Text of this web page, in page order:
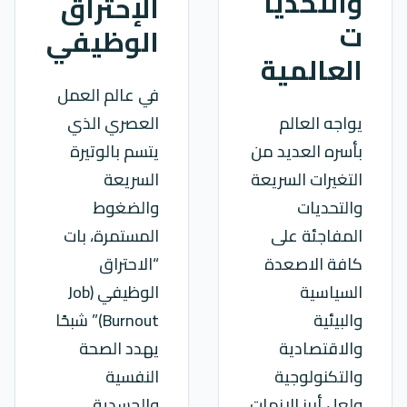
ت
العالمية
يواجه العالم
بأسره العديد من
التغيرات السريعة
والتحديات
المفاجئة على
كافة الاصعدة
السياسية
والبيئية
والاقتصادية
والتكنولوجية
الوظيفي
في عالم العمل
العصري الذي
يتسم بالوتيرة
السريعة
والضغوط
المستمرة، بات
“الاحتراق
الوظيفي (Job
Burnout)” شبحًا
يهدد الصحة
النفسية